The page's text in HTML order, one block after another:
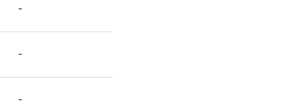
-
-
-